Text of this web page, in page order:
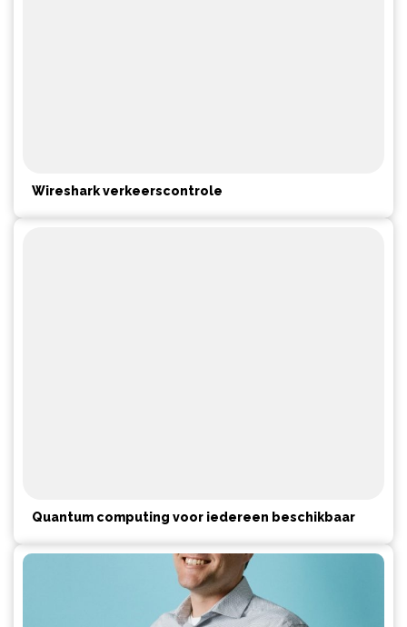
Wireshark verkeerscontrole
Quantum computing voor iedereen beschikbaar